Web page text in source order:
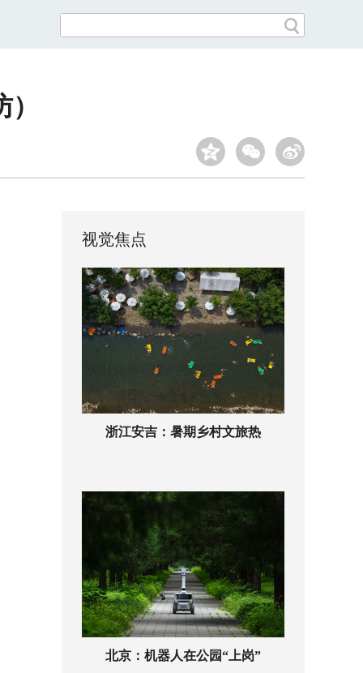
视觉焦点
浙江安吉：暑期乡村文旅热
北京：机器人在公园“上岗”